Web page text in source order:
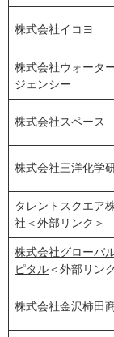
株式会社イコヨ
株式会社ウォータ
ジェンシー
株式会社スペース
株式会社三洋化学
タレントスクエア
社 ＜外部リンク＞
株式会社グローバ
ピタル＜外部リン
株式会社金沢柿田